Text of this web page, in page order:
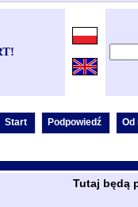
Tutaj będą